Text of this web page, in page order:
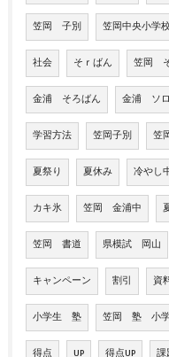
笠岡 子別 笠岡中央小学
社会 そｒばん 笠岡
金浦 そろばん 金浦 ソ
学習方法 笠岡子別 笠
夏祭り 夏休み 冷やし
カキ氷 笠岡 金浦中
笠岡 書道 県模試 岡山
キャンペーン 割引 資
小学生 塾 笠岡 塾 小
得点 UP 得点UP 課